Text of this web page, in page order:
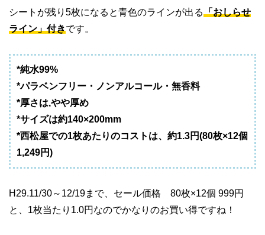
シートが残り5枚になると青色のラインが出る「おしらせ
ライン」付きです。
*純水99%
*パラベンフリー・ノンアルコール・無香料
*厚さは,やや厚め
*サイズは約140×200mm
*西松屋での1枚あたりのコストは、約1.3円(80枚×12個
1,249円)
H29.11/30～12/19まで、セール価格 80枚×12個 999円
と、1枚当たり1.0円なのでかなりのお買い得ですね！